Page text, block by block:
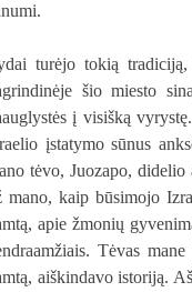
turėjo tokią
šio miesto
į visišką
įstatymo sūnus
tėvo, Juozapo,
mano, kaip būsimojo
apie žmonių
Tėvas
aiškindavo istoriją.